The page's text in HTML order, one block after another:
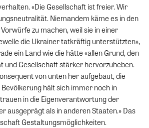
«Die Gesellschaft ist freier. Wir
Niemandem käme es in den
zu machen, weil sie in einer
die Ukrainer tatkräftig unterstützten»,
ein Land wie die hätte «allen Grund, den
und Gesellschaft stärker hervorzuheben.
von unten her aufgebaut, die
hält sich immer noch in
in die Eigenverantwortung der
ausgeprägt als in anderen Staaten.» Das
Gestaltungsmöglichkeiten.